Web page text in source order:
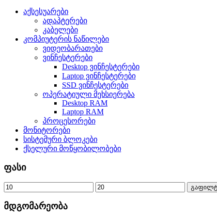
აქსესუარები
ადაპტერები
კაბელები
კომპიუტერის ნაწილები
ვიდეობარათები
ვინჩესტერები
Desktop ვინჩესტერები
Laptop ვინჩესტერები
SSD ვინჩესტერები
ოპერატიული მეხსიერება
Desktop RAM
Laptop RAM
პროცესორები
მონიტორები
სისტემური ბლოკები
ქსელური მოწყობილობები
ფასი
მდგომარეობა